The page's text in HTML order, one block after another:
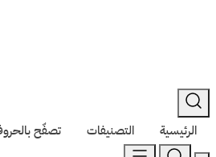
الرئيسية التصنيفات تصفّح